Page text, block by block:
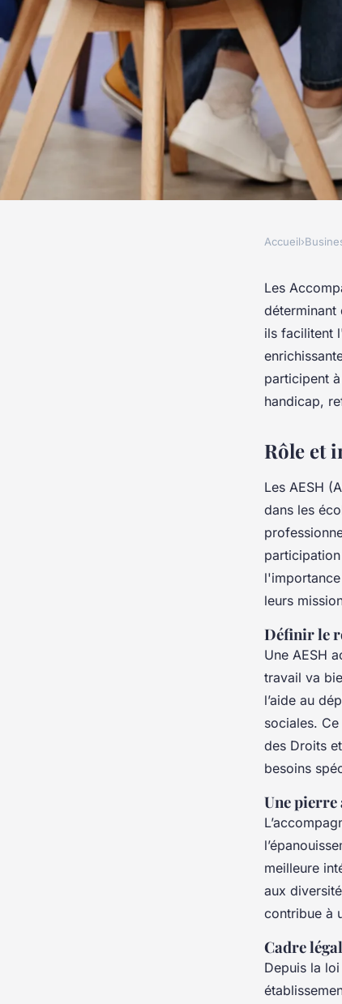
Le rôle des aesh
scolaire réussie
Accueil›
Les
déterminant
ils facilitent
participent
handicap,
Rôle et
Les AESH
dans les
leurs
Définir le
Une AESH
travail va
l’aide au
sociales.
des Droits
besoins
Une
meilleure
aux
contribue à
Cadre
Depuis la